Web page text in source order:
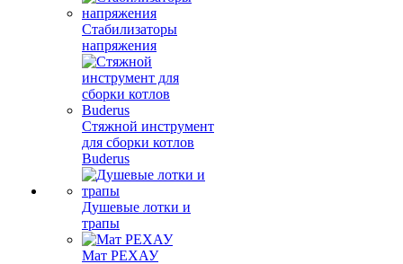
Стабилизаторы
напряжения
Стяжной инструмент
для сборки котлов
Buderus
Душевые лотки и
трапы
Мат РЕХАУ